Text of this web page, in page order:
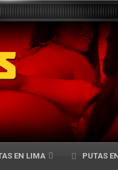
EN LIMA PUTAS